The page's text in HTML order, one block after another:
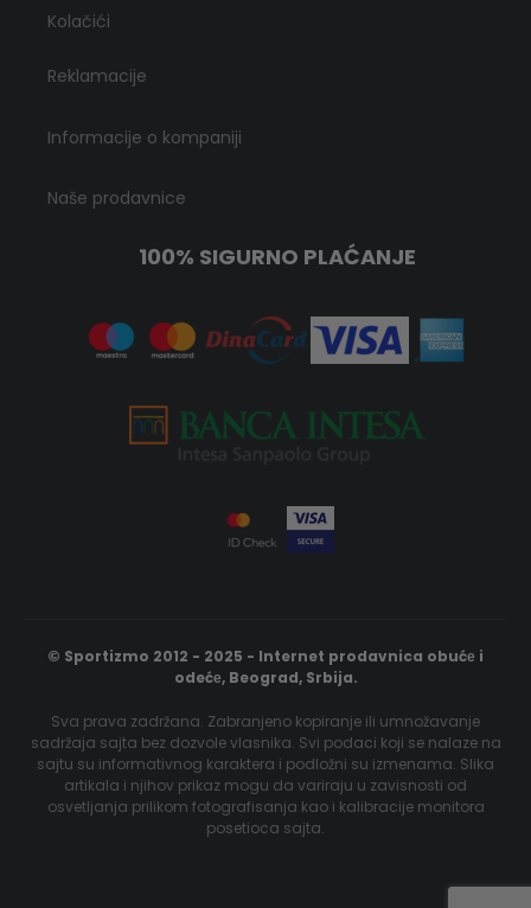
Kolačići
Reklamacije
Informacije o kompaniji
Naše prodavnice
100% SIGURNO PLAĆANJE
© Sportizmo 2012 - 2025 - Internet prodavnica obućе i
odećе, Beograd, Srbija.
Sva prava zadržana. Zabranjeno kopiranje ili umnožavanje
sadržaja sajta bez dozvole vlasnika. Svi podaci koji se nalaze na
sajtu su informativnog karaktera i podložni su izmenama. Slika
artikala i njihov prikaz mogu da variraju u zavisnosti od
osvetljanja prilikom fotografisanja kao i kalibracije monitora
posetioca sajta.